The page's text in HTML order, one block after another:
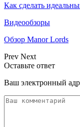
Как сделать
Видеообзоры
Обзор Manor Lords
Prev Next
Оставьте ответ
Ваш электронный